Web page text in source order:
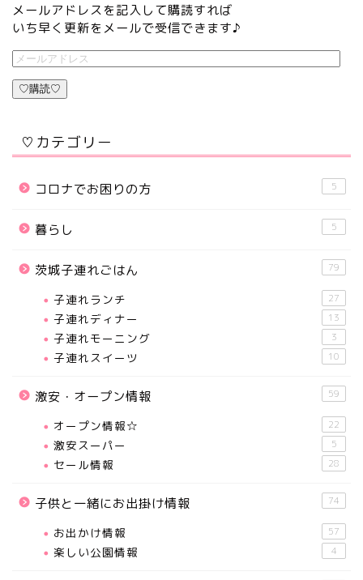
メールアドレスを記入して購読すれば
いち早く更新をメールで受信できます♪
♡購読♡
♡カテゴリー
コロナでお困りの方 5
暮らし 5
茨城子連れごはん 79
子連れランチ 27
子連れディナー 13
子連れモーニング 3
子連れスイーツ 10
激安・オープン情報 59
オープン情報☆ 22
激安スーパー 5
セール情報 28
子供と一緒にお出掛け情報 74
お出かけ情報 57
楽しい公園情報 4